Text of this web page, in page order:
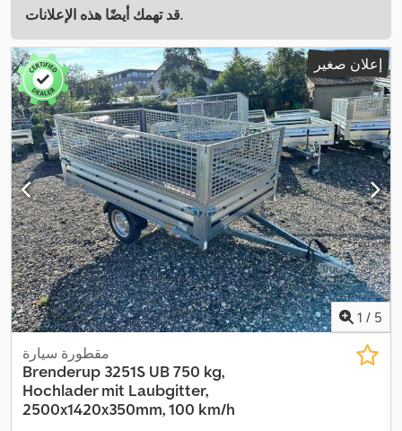
قد تهمك أيضًا هذه الإعلانات.
إعلان صغير
1 / 5
مقطورة سيارة
Brenderup 3251S UB 750 kg,
Hochlader mit Laubgitter,
2500x1420x350mm, 100 km/h